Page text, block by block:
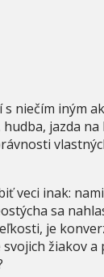
niečím iným
jazda na
veci inak:
sa
je
žiakov a